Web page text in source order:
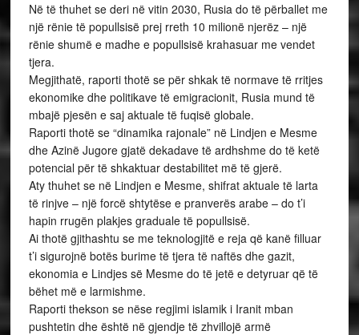
Në të thuhet se deri në vitin 2030, Rusia do të përballet me
një rënie të popullsisë prej rreth 10 milionë njerëz – një
rënie shumë e madhe e popullsisë krahasuar me vendet
tjera.
Megjithatë, raporti thotë se për shkak të normave të rritjes
ekonomike dhe politikave të emigracionit, Rusia mund të
mbajë pjesën e saj aktuale të fuqisë globale.
Raporti thotë se “dinamika rajonale” në Lindjen e Mesme
dhe Azinë Jugore gjatë dekadave të ardhshme do të ketë
potencial për të shkaktuar destabilitet më të gjerë.
Aty thuhet se në Lindjen e Mesme, shifrat aktuale të larta
të rinjve – një forcë shtytëse e pranverës arabe – do t’i
hapin rrugën plakjes graduale të popullsisë.
Ai thotë gjithashtu se me teknologjitë e reja që kanë filluar
t’i sigurojnë botës burime të tjera të naftës dhe gazit,
ekonomia e Lindjes së Mesme do të jetë e detyruar që të
bëhet më e larmishme.
Raporti thekson se nëse regjimi islamik i Iranit mban
pushtetin dhe është në gjendje të zhvillojë armë